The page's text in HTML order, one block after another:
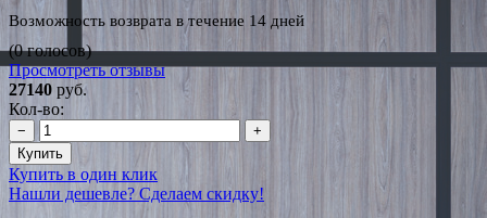
Возможность возврата в течение 14 дней
(0 голосов)
Просмотреть отзывы
27140 руб.
Кол-во:
−
+
Купить
Купить в один клик
Нашли дешевле? Сделаем скидку!